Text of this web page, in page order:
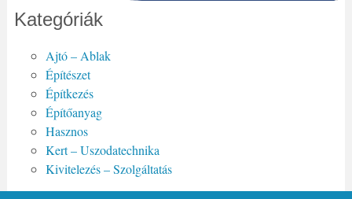
Kategóriák
Ajtó – Ablak
Építészet
Építkezés
Építőanyag
Hasznos
Kert – Uszodatechnika
Kivitelezés – Szolgáltatás